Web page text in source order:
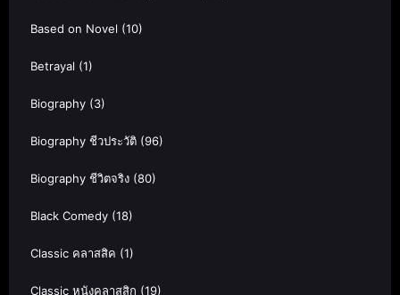
Based on Novel (10)
Betrayal (1)
Biography (3)
Biography ชีวประวัติ (96)
Biography ชีวิตจริง (80)
Black Comedy (18)
Classic คลาสสิค (1)
Classic หนังคลาสสิก (19)